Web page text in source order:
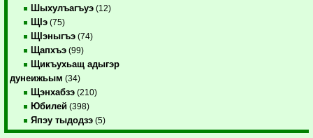
Шыхулъагъуэ (12)
ЩIэ (75)
ЩIэныгъэ (74)
Щапхъэ (99)
Щикъухьащ адыгэр
дунеижьым (34)
Щэнхабзэ (210)
Юбилей (398)
Япэу тыдодзэ (5)